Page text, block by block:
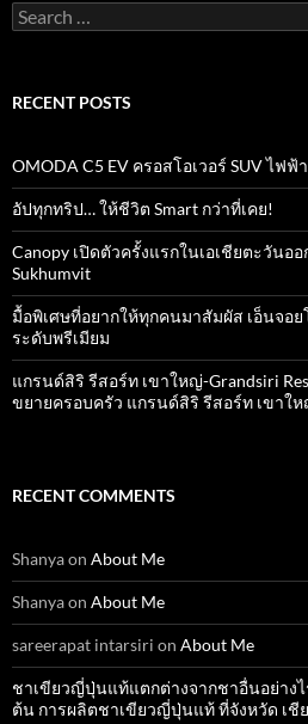
Search
for:
RECENT POSTS
OMODA C5 EV ครอสโอเวอร์ SUV ไฟฟ้
อัปทุกทริป… ให้ชีวิต Smart กว่าที่เคย!
Canopy เปิดตัวครั้งแรกในเอเชียตะวันออ
Sukhumvit
มื้อพิเศษที่อยากให้ทุกคนมาสัมผัส เอ็นจอ
ระดับพรีเมียม
แกรนด์สิริ​ รีสอร์ท​ เขาใหญ่​-Grandsiri​
ขยายครอบครัว แกรนด์สิริ รีสอร์ท เขาใ
RECENT COMMENTS
Shanyaon About Me
Shanyaon About Me
sareerapat intarsiri on About Me
ชาเขียวญี่ปุ่นแท้แตกต่างจากชาอื่นอย่างไ
ต้น การผลิตชาเขียวญี่ปุ่นแท้ ที่จังหวัด เชี